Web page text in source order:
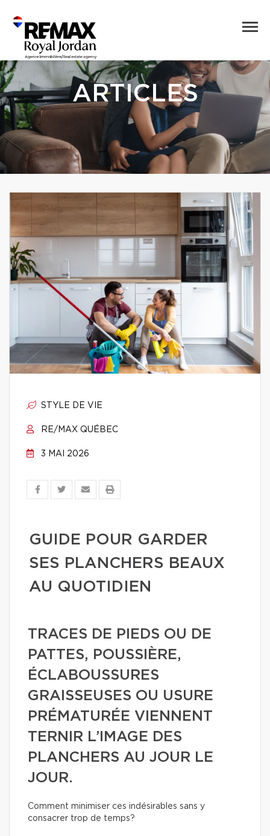
ARTICLES
STYLE DE VIE
RE/MAX QUÉBEC
3 MAI 2026
GUIDE POUR GARDER
SES PLANCHERS BEAUX
AU QUOTIDIEN
TRACES DE PIEDS OU DE
PATTES, POUSSIÈRE,
ÉCLABOUSSURES
GRAISSEUSES OU USURE
PRÉMATURÉE VIENNENT
TERNIR L’IMAGE DES
PLANCHERS AU JOUR LE
JOUR.
Comment minimiser ces indésirables sans y
consacrer trop de temps?